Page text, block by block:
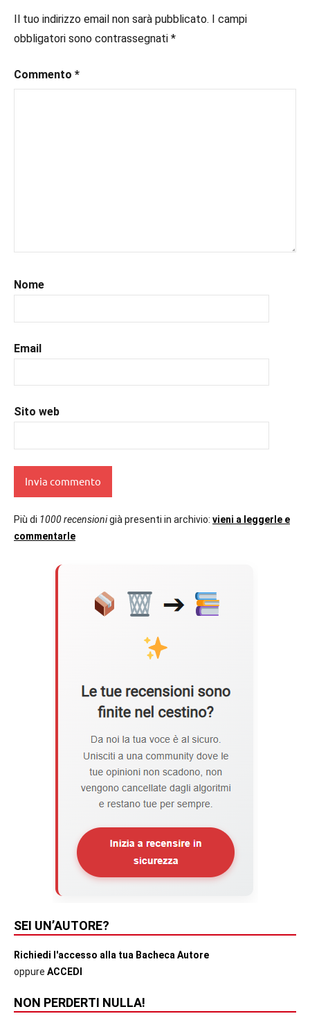
#ebook
#inspiration,
#ioleggo,
#uncuoretrailibri
Suspense
Il tuo indirizzo email non sarà pubblicato. I campi
obbligatori sono contrassegnati *
Commento *
Nome
Email
Sito web
Più di 1000 recensionigià presenti in archivio: vieni a leggerle e
commentarle
SEI UN’AUTORE?
Richiedi l'accesso alla tua Bacheca Autore
oppure ACCEDI
NON PERDERTI NULLA!